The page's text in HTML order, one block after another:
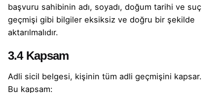
başvuru sahibinin adı, soyadı, doğum tarihi ve suç
geçmişi gibi bilgiler eksiksiz ve doğru bir şekilde
aktarılmalıdır.
3.4 Kapsam
Adli sicil belgesi, kişinin tüm adli geçmişini kapsar.
Bu kapsam: